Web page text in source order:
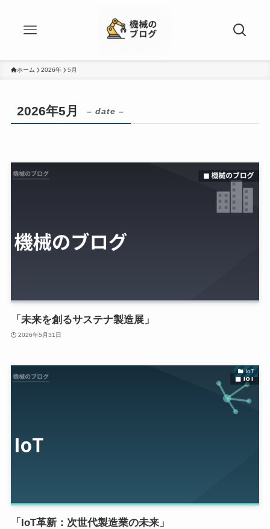
ホーム 2026年 5月
2026年5月 – date –
「未来を創るサステナ製造展」
2026年5月31日
IoT
「IoT革新：次世代製造業の未来」